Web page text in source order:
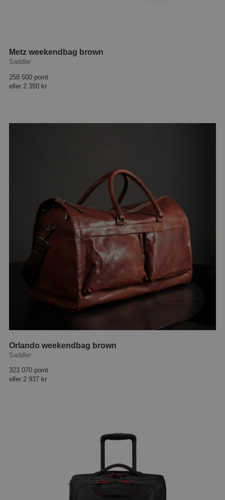
Metz weekendbag brown
Saddler
258 500 point
eller 2 350 kr
Orlando weekendbag brown
Saddler
323 070 point
eller 2 937 kr